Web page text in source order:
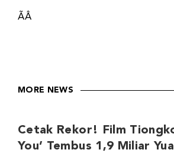
ÃÂ
MORE NEWS
Cetak Rekor! Film
You’ Tembus 1,9 Miliar